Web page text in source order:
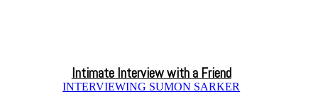
Intimate Interview with a Friend
INTERVIEWING SUMON SARKER